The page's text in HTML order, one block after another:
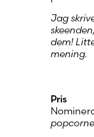
Jag
dem!
mening.
Pris